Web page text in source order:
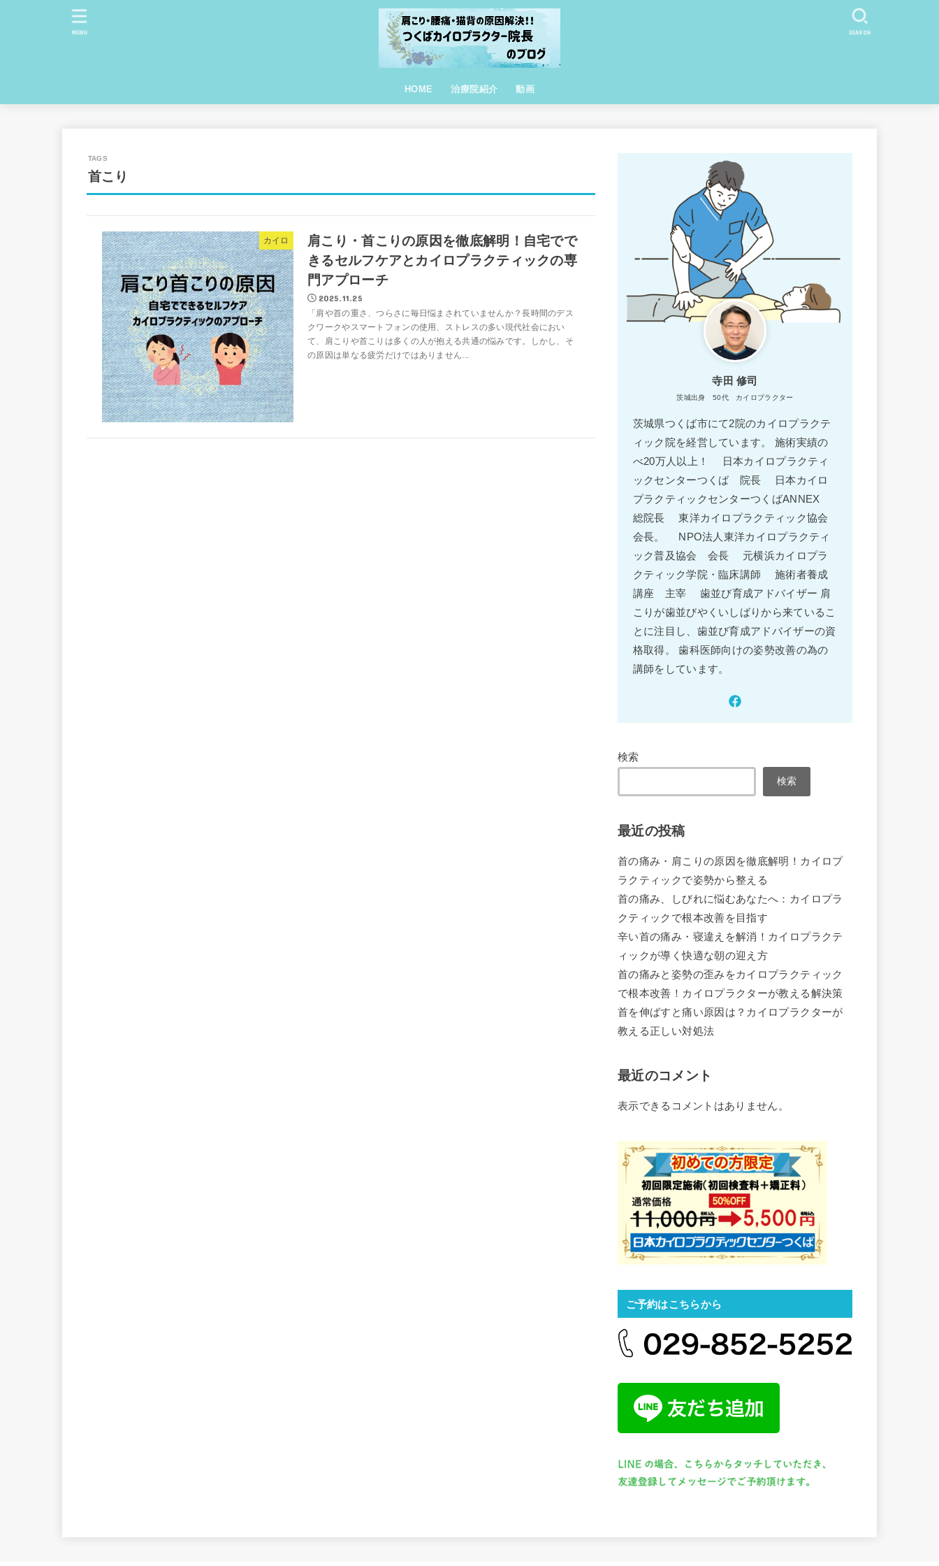
HOME 治療院紹介 動画
SEARCH
MENU
首こり
カイロ
肩こり・首こりの原因を徹底解明！自宅でで
きるセルフケアとカイロプラクティックの専
門アプローチ
2025.11.25
「肩や首の重さ、つらさに毎日悩まされていませんか？長時間のデス
クワークやスマートフォンの使用、ストレスの多い現代社会におい
て、肩こりや首こりは多くの人が抱える共通の悩みです。しかし、そ
の原因は単なる疲労だけではありません...
寺田 修司
茨城出身 50代 カイロプラクター
茨城県つくば市にて2院のカイロプラクテ
ィック院を経営しています。 施術実績の
べ20万人以上！ 日本カイロプラクティ
ックセンターつくば 院長 日本カイロ
プラクティックセンターつくばANNEX
総院長 東洋カイロプラクティック協会
会長。 NPO法人東洋カイロプラクティ
ック普及協会 会長 元横浜カイロプラ
クティック学院・臨床講師 施術者養成
講座 主宰 歯並び育成アドバイザー 肩
こりが歯並びやくいしばりから来ているこ
とに注目し、歯並び育成アドバイザーの資
格取得。 歯科医師向けの姿勢改善の為の
講師をしています。
検索
検索
最近の投稿
首の痛み・肩こりの原因を徹底解明！カイロプ
ラクティックで姿勢から整える
首の痛み、しびれに悩むあなたへ：カイロプラ
クティックで根本改善を目指す
辛い首の痛み・寝違えを解消！カイロプラクテ
ィックが導く快適な朝の迎え方
首の痛みと姿勢の歪みをカイロプラクティック
で根本改善！カイロプラクターが教える解決策
首を伸ばすと痛い原因は？カイロプラクターが
教える正しい対処法
最近のコメント
表示できるコメントはありません。
ご予約はこちらから